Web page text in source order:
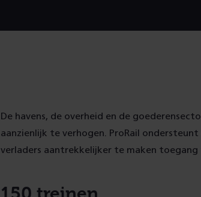
De havens, de overheid en de
aanzienlijk te verhogen. ProRail
verladers aantrekkelijker te maken